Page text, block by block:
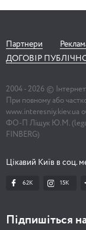
Партнери
ДОГОВІР
2004 - 2026 ©
При повному або
www.interesniy.kiev.ua
ФО-П Ліщук Ю.М. (legal
FINBERG)
Цікавий Київ в соц.
62K 15K
Підпишіться